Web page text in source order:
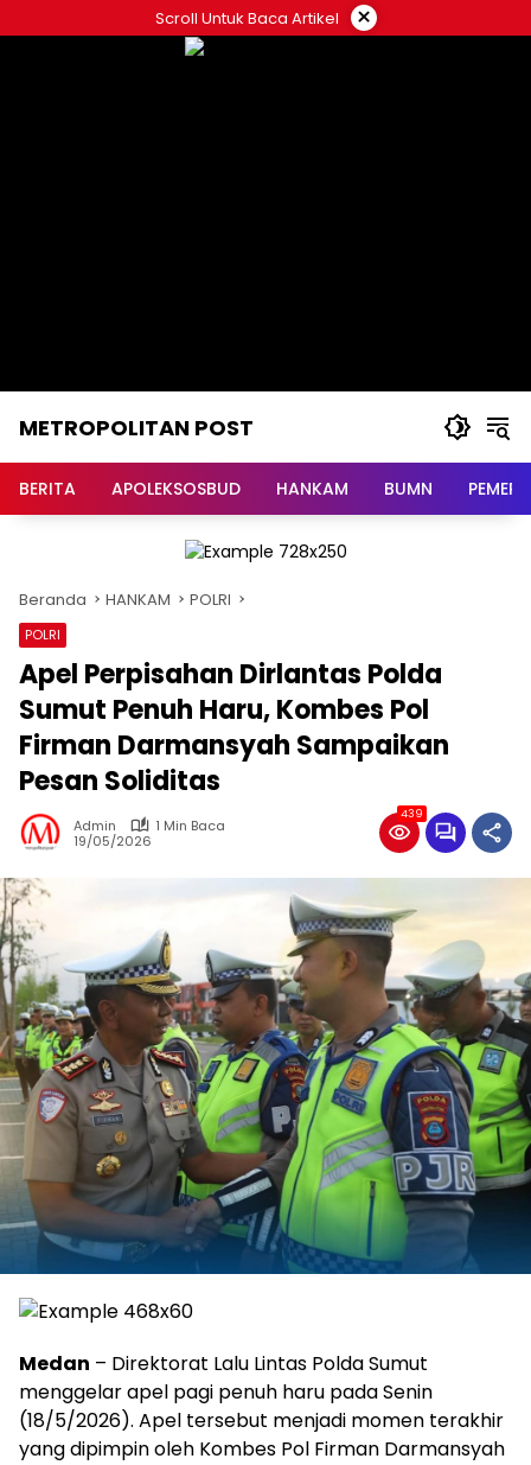
ke
Scroll Untuk Baca Artikel ×
METROPOLITAN POST
BERITA APOLEKSOSBUD HANKAM BUMN
Beranda HANKAM POLRI
POLRI
Apel Perpisahan Dirlantas Polda
Sumut Penuh Haru, Kombes Pol
Firman Darmansyah Sampaikan
Pesan Soliditas
Admin
1 Min Baca
19/05/2026
439
Medan – Direktorat Lalu Lintas Polda Sumut
menggelar apel pagi penuh haru pada Senin
(18/5/2026). Apel tersebut menjadi momen terakhir
yang dipimpin oleh Kombes Pol Firman Darmansyah